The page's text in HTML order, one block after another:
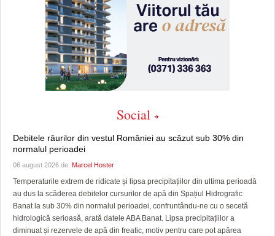
Social
Debitele râurilor din vestul României au scăzut sub 30% din
normalul perioadei
06 august 2026 de: Marcel Hoster
Temperaturile extrem de ridicate și lipsa precipitațiilor din ultima perioadă
au dus la scăderea debitelor cursurilor de apă din Spațiul Hidrografic
Banat la sub 30% din normalul perioadei, confruntându-ne cu o secetă
hidrologică serioasă, arată datele ABA Banat. Lipsa precipitațiilor a
diminuat și rezervele de apă din freatic, motiv pentru care pot apărea